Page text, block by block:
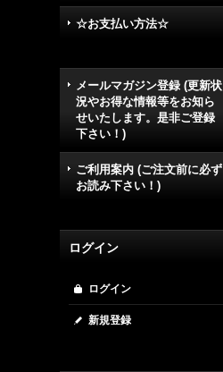
☆お支払い方法☆
メールマガジン登録 (更新状
況やお得な情報等をお知ら
せいたします。是非ご登録
下さい！)
ご利用案内 (ご注文前に必ず
お読み下さい！)
ログイン
ログイン
新規登録